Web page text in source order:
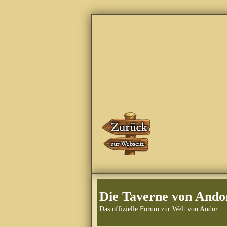
Die Taverne von
Das offizielle Forum zur Welt von Andor